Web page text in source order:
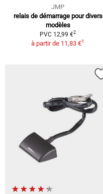
JMP
relais de démarrage pour divers
modèles
PVC 12,99 €2
à partir de 11,83 €1